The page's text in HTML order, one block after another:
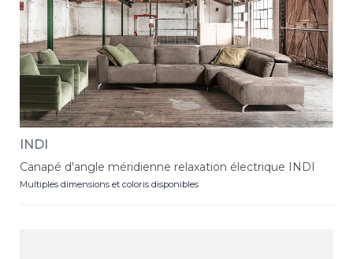
INDI
Canapé d'angle méridienne relaxation électrique INDI
Multiples dimensions et coloris disponibles